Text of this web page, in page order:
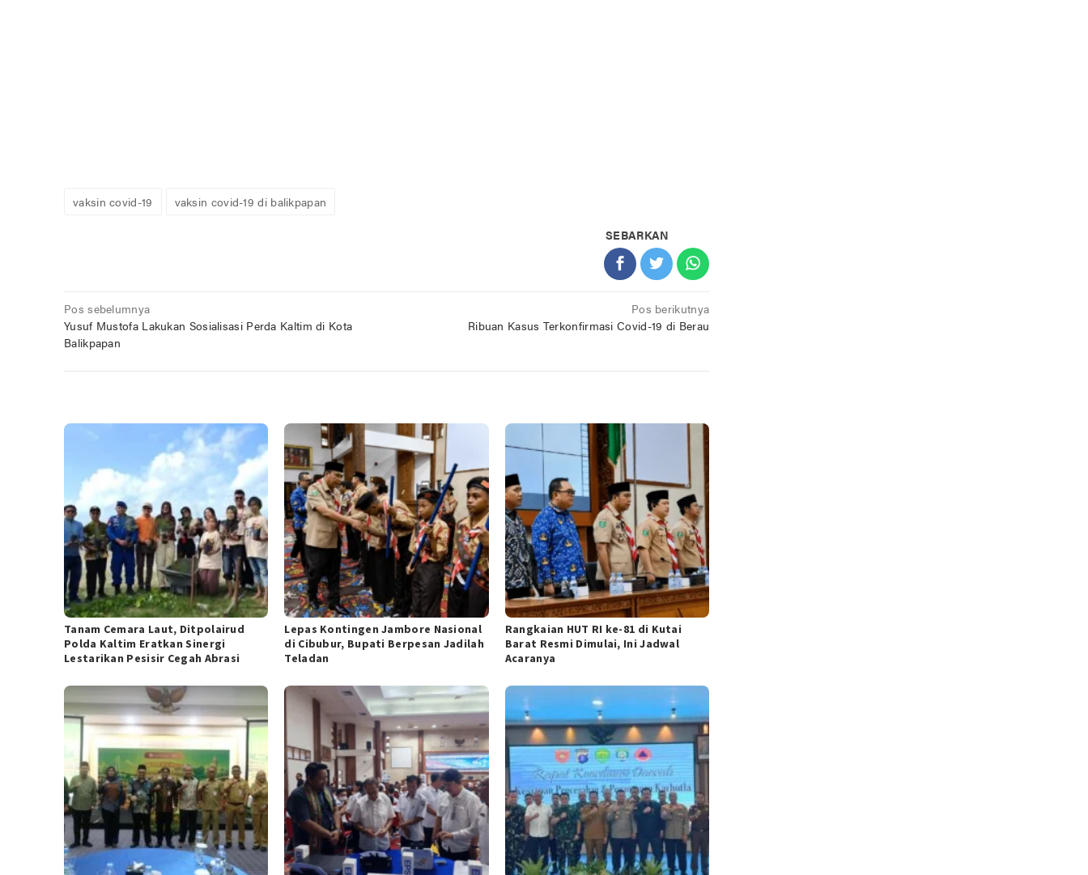
vaksin covid-19 vaksin covid-19 di balikpapan
SEBARKAN
Navigasi
pos
Pos sebelumnya
Yusuf Mustofa Lakukan Sosialisasi Perda Kaltim di Kota
Balikpapan
Pos berikutnya
Ribuan Kasus Terkonfirmasi Covid-19 di Berau
Tanam Cemara Laut, Ditpolairud
Polda Kaltim Eratkan Sinergi
Lestarikan Pesisir Cegah Abrasi
Lepas Kontingen Jambore Nasional
di Cibubur, Bupati Berpesan Jadilah
Teladan
Rangkaian HUT RI ke-81 di Kutai
Barat Resmi Dimulai, Ini Jadwal
Acaranya